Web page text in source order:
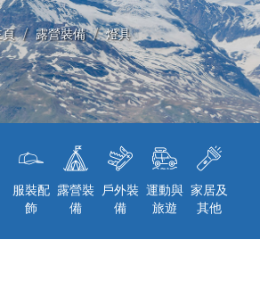
頁 露營裝備 燈具
服裝配
飾
露營裝
備
戶外裝
備
運動與
旅遊
家居及
其他